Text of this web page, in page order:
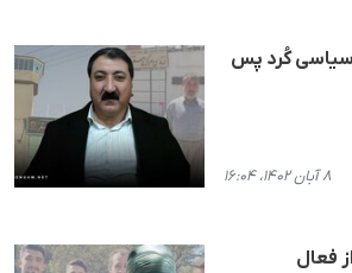
کُرد پس
۸ آبان ۱۴۰۲، ۱۶:۰۴
فعال